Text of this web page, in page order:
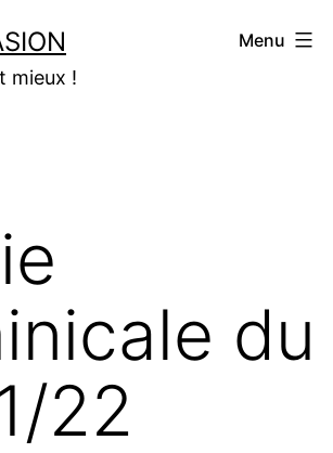
mieux !
Menu
du
22